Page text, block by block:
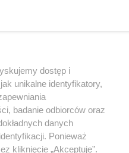
i
dostęp i
unikalne identyfikatory,
badanie odbiorców oraz
danych
Ponieważ
kliknięcie „Akceptuję”.